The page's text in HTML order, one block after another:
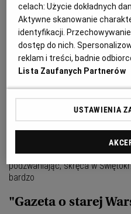
TU MONTER
POWSTANIA
Zryw na Ochocie trwał
się, żołdacy w niemieckich
dzielnicę, a wiele tysięcy
ludzi pozostał mord dokonany
żołnierzach wyciągniętych z
Rozdroże o trzech
Wyobraźmy sobie podróż
Wsiadamy na przystanku przy
podzwaniając, skręca w
bardzo
"Gazeta o starej
celach:Użycie dokładnych
Aktywne skanowanie
identyfikacji.
dostęp do nich.
reklam i treści, badnie
Lista Zaufanych Partnerów
USTAWIENIA